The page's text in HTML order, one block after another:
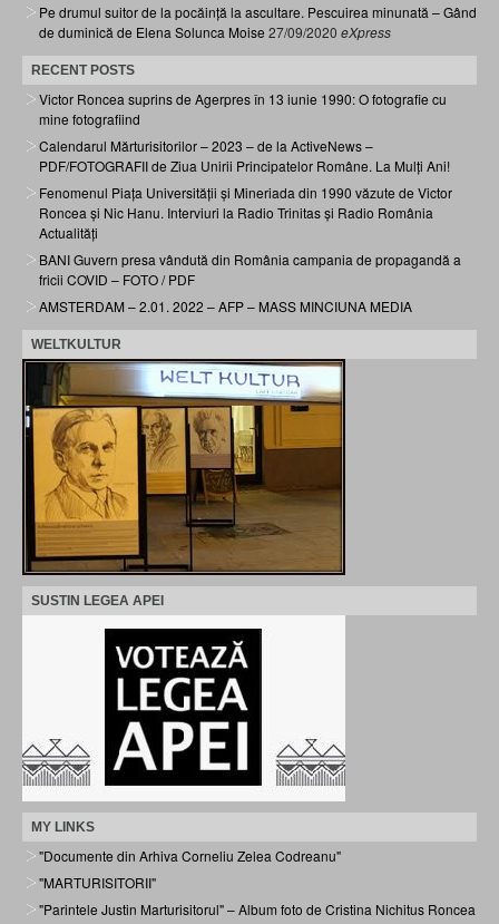
Pe drumul suitor de la pocăință la ascultare. Pescuirea minunată – Gând
de duminică de Elena Solunca Moise 27/09/2020 eXpress
RECENT POSTS
Victor Roncea suprins de Agerpres în 13 iunie 1990: O fotografie cu
mine fotografiind
Calendarul Mărturisitorilor – 2023 – de la ActiveNews –
PDF/FOTOGRAFII de Ziua Unirii Principatelor Române. La Mulți Ani!
Fenomenul Piața Universității și Mineriada din 1990 văzute de Victor
Roncea și Nic Hanu. Interviuri la Radio Trinitas și Radio România
Actualități
BANI Guvern presa vândută din România campania de propagandă a
fricii COVID – FOTO / PDF
AMSTERDAM – 2.01. 2022 – AFP – MASS MINCIUNA MEDIA
WELTKULTUR
SUSTIN LEGEA APEI
MY LINKS
"Documente din Arhiva Corneliu Zelea Codreanu"
"MARTURISITORII"
"Parintele Justin Marturisitorul" – Album foto de Cristina Nichitus Roncea